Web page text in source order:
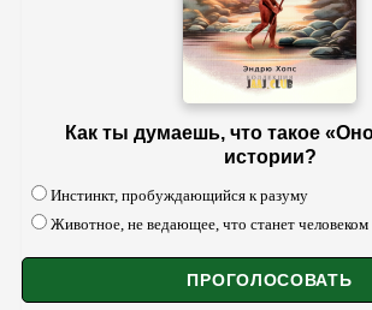
Как ты думаешь, что такое
истории?
Инстинкт, пробуждающийся к разуму
Животное, не ведающее, что станет человеком